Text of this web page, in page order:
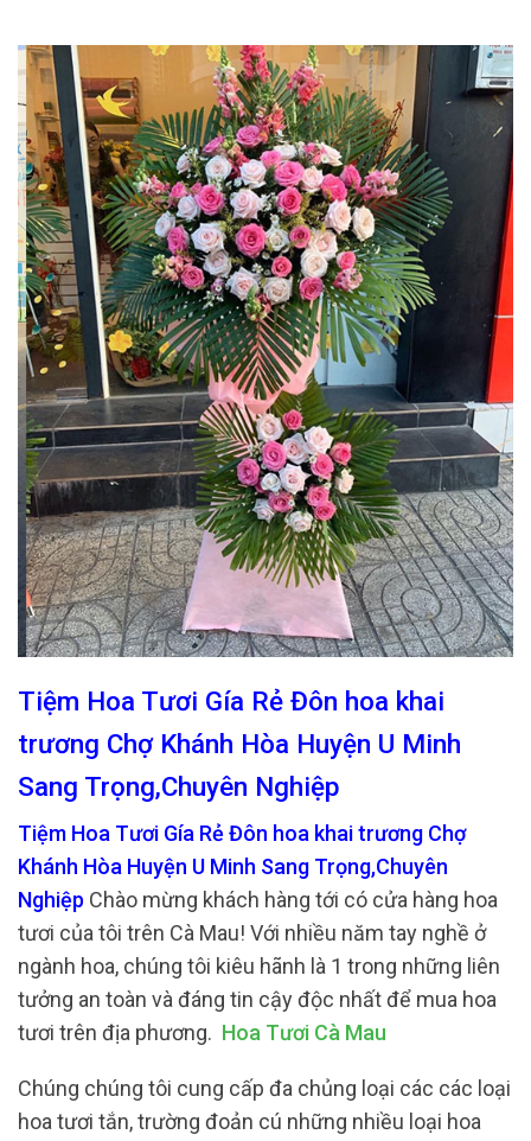
Tiệm Hoa Tươi Gía Rẻ Đôn hoa khai
trương Chợ Khánh Hòa Huyện U Minh
Sang Trọng,Chuyên Nghiệp
Tiệm Hoa Tươi Gía Rẻ Đôn hoa khai trương Chợ
Khánh Hòa Huyện U Minh Sang Trọng,Chuyên
Nghiệp Chào mừng khách hàng tới có cửa hàng hoa
tươi của tôi trên Cà Mau! Với nhiều năm tay nghề ở
ngành hoa, chúng tôi kiêu hãnh là 1 trong những liên
tưởng an toàn và đáng tin cậy độc nhất để mua hoa
tươi trên địa phương. Hoa Tươi Cà Mau
Chúng chúng tôi cung cấp đa chủng loại các các loại
hoa tươi tắn, trường đoản cú những nhiều loại hoa